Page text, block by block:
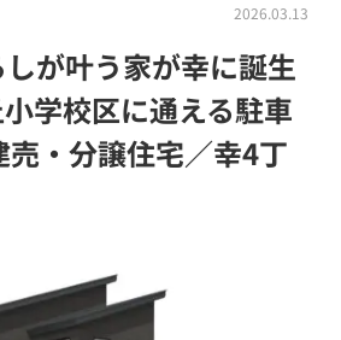
2026.03.13
が叶う家が幸に誕生
学校区に通える駐車
・分譲住宅／幸4丁